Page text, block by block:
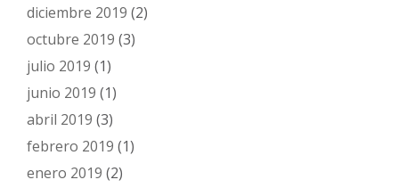
diciembre 2019 (2)
octubre 2019 (3)
julio 2019 (1)
junio 2019 (1)
abril 2019 (3)
febrero 2019 (1)
enero 2019 (2)